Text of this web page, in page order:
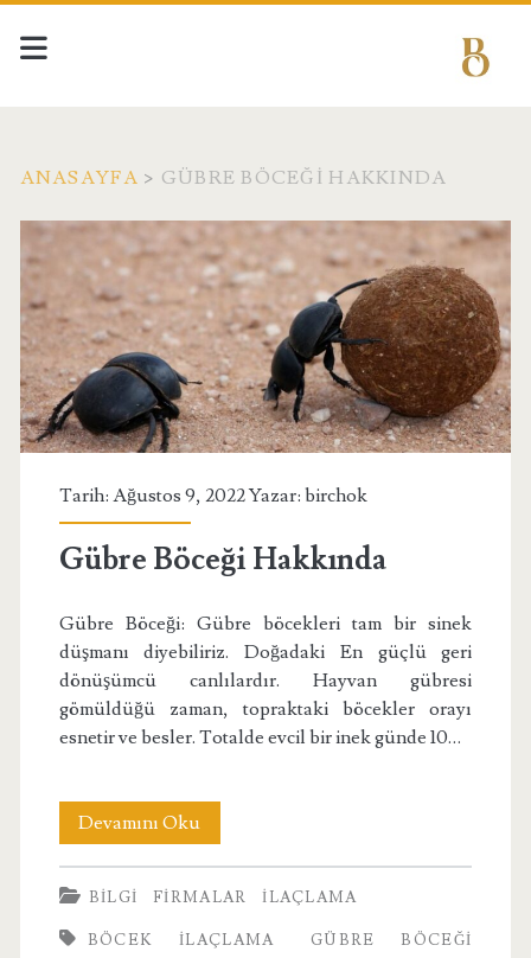
ANASAYFA > GÜBRE BÖCEĞI HAKKINDA
Etiket:
<span>Gübre
Böceği
Hakkında</span>
Tarih: Ağustos 9, 2022 Yazar: birchok
Gübre Böceği Hakkında
Gübre Böceği: Gübre böcekleri tam bir sinek
düşmanı diyebiliriz. Doğadaki En güçlü geri
dönüşümcü canlılardır. Hayvan gübresi
gömüldüğü zaman, topraktaki böcekler orayı
esnetir ve besler. Totalde evcil bir inek günde 10…
Devamını OkuGübre
Böceği
Hakkında
BILGI FIRMALAR İLAÇLAMA
BÖCEK ILAÇLAMA
GÜBRE BÖCEĞI